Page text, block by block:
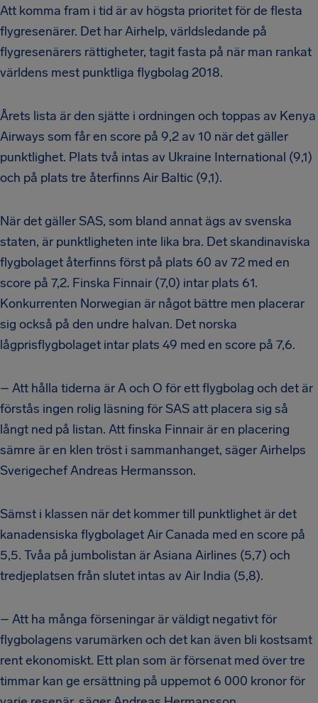
Att komma fram i tid är av högsta prioritet för de flesta
flygresenärer. Det har Airhelp, världsledande på
flygresenärers rättigheter, tagit fasta på när man rankat
världens mest punktliga flygbolag 2018.
Årets lista är den sjätte i ordningen och toppas av Kenya
Airways som får en score på 9,2 av 10 när det gäller
punktlighet. Plats två intas av Ukraine International (9,1)
och på plats tre återfinns Air Baltic (9,1).
När det gäller SAS, som bland annat ägs av svenska
staten, är punktligheten inte lika bra. Det skandinaviska
flygbolaget återfinns först på plats 60 av 72 med en
score på 7,2. Finska Finnair (7,0) intar plats 61.
Konkurrenten Norwegian är något bättre men placerar
sig också på den undre halvan. Det norska
lågprisflygbolaget intar plats 49 med en score på 7,6.
– Att hålla tiderna är A och O för ett flygbolag och det är
förstås ingen rolig läsning för SAS att placera sig så
långt ned på listan. Att finska Finnair är en placering
sämre är en klen tröst i sammanhanget, säger Airhelps
Sverigechef Andreas Hermansson.
Sämst i klassen när det kommer till punktlighet är det
kanadensiska flygbolaget Air Canada med en score på
5,5. Tvåa på jumbolistan är Asiana Airlines (5,7) och
tredjeplatsen från slutet intas av Air India (5,8).
– Att ha många förseningar är väldigt negativt för
flygbolagens varumärken och det kan även bli kostsamt
rent ekonomiskt. Ett plan som är försenat med över tre
timmar kan ge ersättning på uppemot 6 000 kronor för